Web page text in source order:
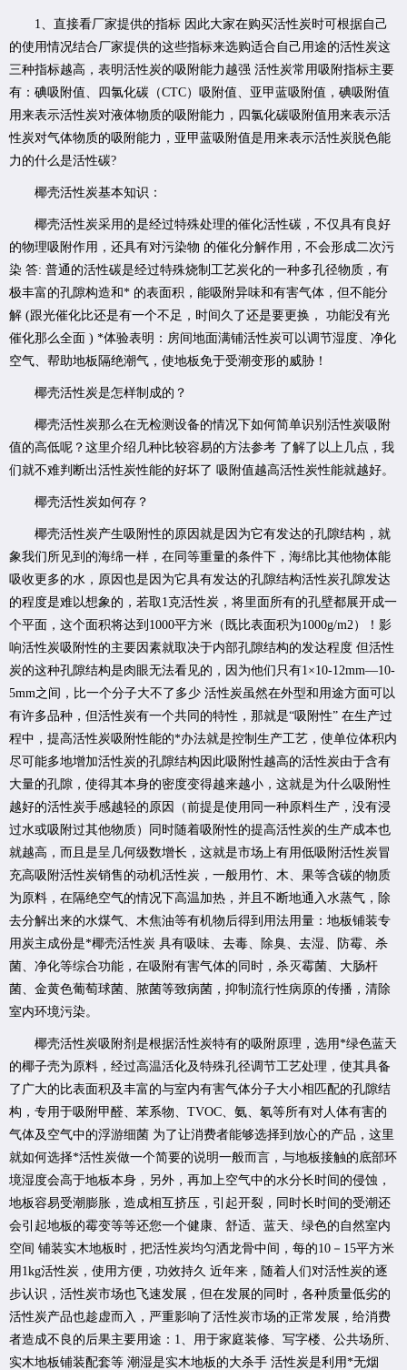
1、直接看厂家提供的指标 因此大家在购买活性炭时可根据自己
的使用情况结合厂家提供的这些指标来选购适合自己用途的活性炭这
三种指标越高，表明活性炭的吸附能力越强 活性炭常用吸附指标主要
有：碘吸附值、四氯化碳（CTC）吸附值、亚甲蓝吸附值，碘吸附值
用来表示活性炭对液体物质的吸附能力，四氯化碳吸附值用来表示活
性炭对气体物质的吸附能力，亚甲蓝吸附值是用来表示活性炭脱色能
力的什么是活性碳?
椰壳活性炭基本知识：
椰壳活性炭采用的是经过特殊处理的催化活性碳，不仅具有良好
的物理吸附作用，还具有对污染物 的催化分解作用，不会形成二次污
染 答: 普通的活性碳是经过特殊烧制工艺炭化的一种多孔径物质，有
极丰富的孔隙构造和* 的表面积，能吸附异味和有害气体，但不能分
解 (跟光催化比还是有一个不足，时间久了还是要更换， 功能没有光
催化那么全面 ) *体验表明：房间地面满铺活性炭可以调节湿度、净化
空气、帮助地板隔绝潮气，使地板免于受潮变形的威胁！
椰壳活性炭是怎样制成的？
椰壳活性炭那么在无检测设备的情况下如何简单识别活性炭吸附
值的高低呢？这里介绍几种比较容易的方法参考 了解了以上几点，我
们就不难判断出活性炭性能的好坏了 吸附值越高活性炭性能就越好。
椰壳活性炭如何存？
椰壳活性炭产生吸附性的原因就是因为它有发达的孔隙结构，就
象我们所见到的海绵一样，在同等重量的条件下，海绵比其他物体能
吸收更多的水，原因也是因为它具有发达的孔隙结构活性炭孔隙发达
的程度是难以想象的，若取1克活性炭，将里面所有的孔壁都展开成一
个平面，这个面积将达到1000平方米（既比表面积为1000g/m2）！影
响活性炭吸附性的主要因素就取决于内部孔隙结构的发达程度 但活性
炭的这种孔隙结构是肉眼无法看见的，因为他们只有1×10-12mm—10-
5mm之间，比一个分子大不了多少 活性炭虽然在外型和用途方面可以
有许多品种，但活性炭有一个共同的特性，那就是“吸附性” 在生产过
程中，提高活性炭吸附性能的*办法就是控制生产工艺，使单位体积内
尽可能多地增加活性炭的孔隙结构因此吸附性越高的活性炭由于含有
大量的孔隙，使得其本身的密度变得越来越小，这就是为什么吸附性
越好的活性炭手感越轻的原因（前提是使用同一种原料生产，没有浸
过水或吸附过其他物质）同时随着吸附性的提高活性炭的生产成本也
就越高，而且是呈几何级数增长，这就是市场上有用低吸附活性炭冒
充高吸附活性炭销售的动机活性炭，一般用竹、木、果等含碳的物质
为原料，在隔绝空气的情况下高温加热，并且不断地通入水蒸气，除
去分解出来的水煤气、木焦油等有机物后得到用法用量：地板铺装专
用炭主成份是*椰壳活性炭 具有吸味、去毒、除臭、去湿、防霉、杀
菌、净化等综合功能，在吸附有害气体的同时，杀灭霉菌、大肠杆
菌、金黄色葡萄球菌、脓菌等致病菌，抑制流行性病原的传播，清除
室内环境污染。
椰壳活性炭吸附剂是根据活性炭特有的吸附原理，选用*绿色蓝天
的椰子壳为原料，经过高温活化及特殊孔径调节工艺处理，使其具备
了广大的比表面积及丰富的与室内有害气体分子大小相匹配的孔隙结
构，专用于吸附甲醛、苯系物、TVOC、氨、氡等所有对人体有害的
气体及空气中的浮游细菌 为了让消费者能够选择到放心的产品，这里
就如何选择*活性炭做一个简要的说明一般而言，与地板接触的底部环
境湿度会高于地板本身，另外，再加上空气中的水分长时间的侵蚀，
地板容易受潮膨胀，造成相互挤压，引起开裂，同时长时间的受潮还
会引起地板的霉变等等还您一个健康、舒适、蓝天、绿色的自然室内
空间 铺装实木地板时，把活性炭均匀洒龙骨中间，每的10－15平方米
用1kg活性炭，使用方便，功效持久 近年来，随着人们对活性炭的逐
步认识，活性炭市场也飞速发展，但在发展的同时，各种质量低劣的
活性炭产品也趁虚而入，严重影响了活性炭市场的正常发展，给消费
者造成不良的后果主要用途：1、用于家庭装修、写字楼、公共场所、
实木地板铺装配套等 潮湿是实木地板的大杀手 活性炭是利用*无烟